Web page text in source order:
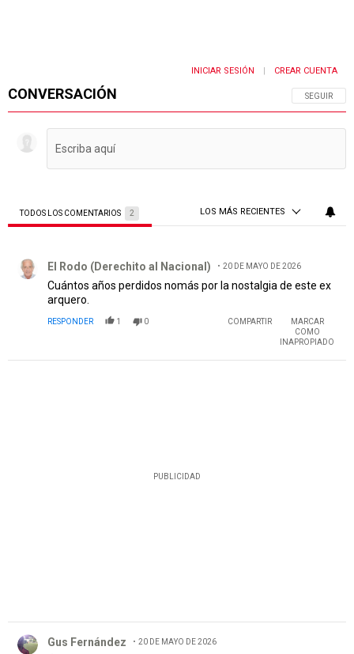
CONVERSACIÓN SIGA ESTA
SEGUIR
INICIAR SESIÓN CREAR CUENTA
TODOS LOS COMENTARIOS 2 LOS MÁS RECIENTES
El Rodo (Derechito al Nacional) 20 DE MAYO DE 2026
Cuántos años perdidos nomás por la nostalgia de este ex
arquero.
RESPONDER 1 0 COMPARTIR
MARCAR
COMO
INAPROPIADO
PUBLICIDAD
Gus Fernández 20 DE MAYO DE 2026